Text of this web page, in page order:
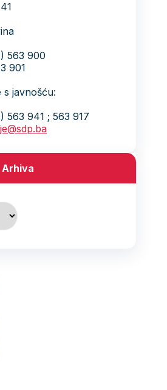
563 900
901
s javnošću:
563 941 ; 563 917
Arhiva